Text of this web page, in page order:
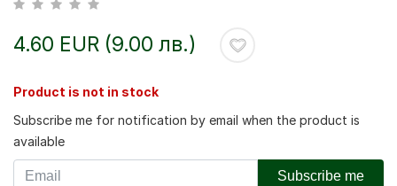
4.60 EUR (9.00 лв.)
Product is not in stock
Subscribe me for notification by email when the product is
available
Subscribe me